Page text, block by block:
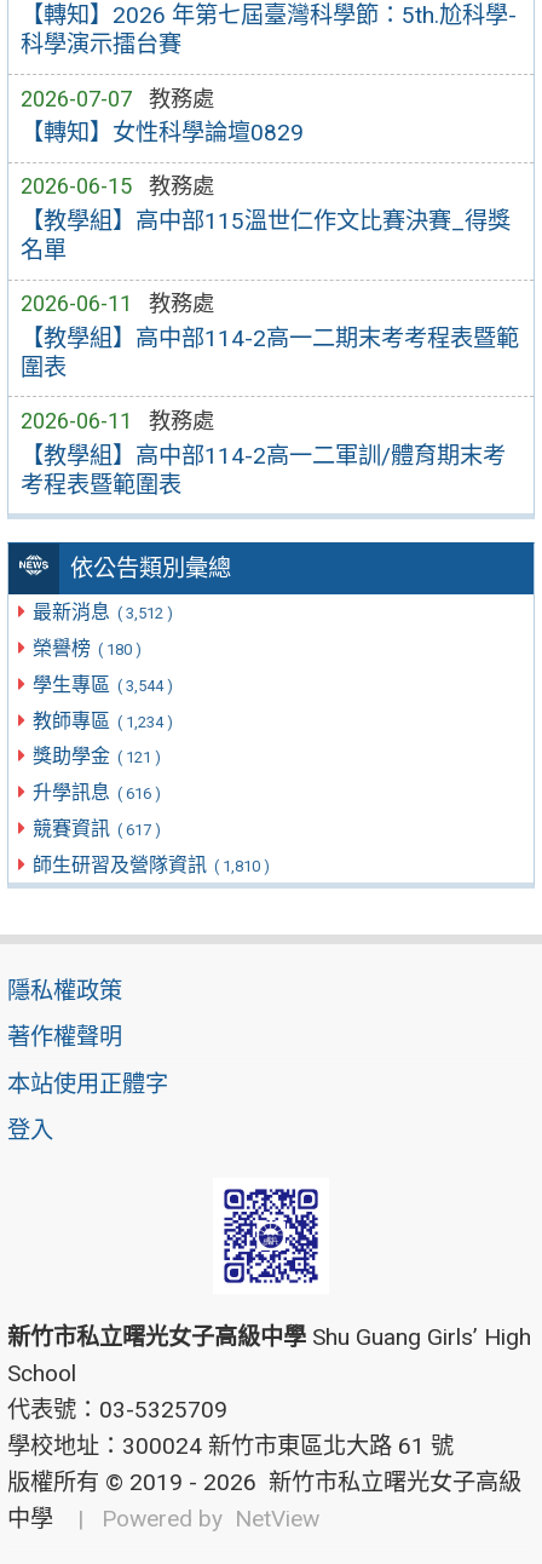
【轉知】2026 年第七屆臺灣科學節：5th.尬科學-
科學演示擂台賽
2026-07-07 教務處
【轉知】女性科學論壇0829
2026-06-15 教務處
【教學組】高中部115溫世仁作文比賽決賽_得獎
名單
2026-06-11 教務處
【教學組】高中部114-2高一二期末考考程表暨範
圍表
2026-06-11 教務處
【教學組】高中部114-2高一二軍訓/體育期末考
考程表暨範圍表
依公告類別彙總
最新消息 ( 3,512 )
榮譽榜 ( 180 )
學生專區 ( 3,544 )
教師專區 ( 1,234 )
獎助學金 ( 121 )
升學訊息 ( 616 )
競賽資訊 ( 617 )
師生研習及營隊資訊 ( 1,810 )
隱私權政策
著作權聲明
本站使用正體字
登入
新竹市私立曙光女子高級中學 Shu Guang Girls’ High
School
代表號：03-5325709
學校地址：300024 新竹市東區北大路 61 號
版權所有 © 2019 - 2026 新竹市私立曙光女子高級
中學
| Powered by NetView